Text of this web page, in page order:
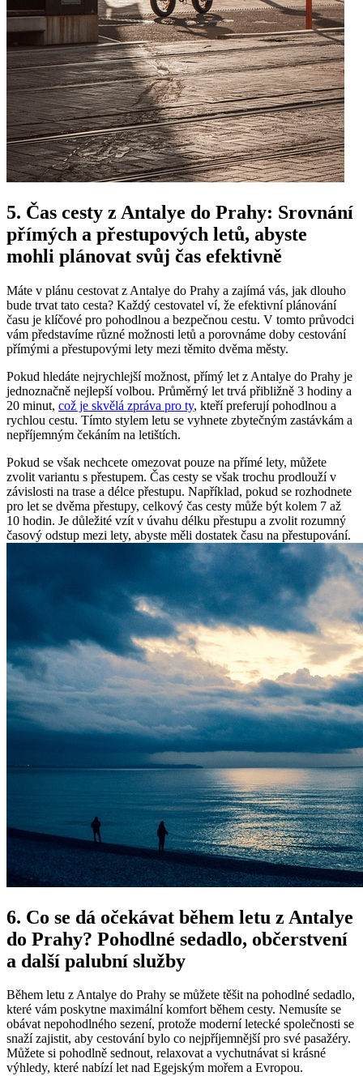
5. Čas cesty z Antalye do Prahy: Srovnání
přímých a přestupových letů, abyste
mohli plánovat svůj čas efektivně
Máte v plánu cestovat z Antalye do Prahy a zajímá vás, jak dlouho
bude trvat tato cesta? Každý cestovatel ví, že efektivní plánování
času je klíčové pro pohodlnou a bezpečnou cestu. V tomto průvodci
vám představíme různé možnosti letů a porovnáme doby cestování
přímými a přestupovými lety mezi těmito dvěma městy.
Pokud hledáte nejrychlejší možnost, přímý let z Antalye do Prahy je
jednoznačně nejlepší volbou. Průměrný let trvá přibližně 3 hodiny a
20 minut, což je skvělá zpráva pro ty, kteří preferují pohodlnou a
rychlou cestu. Tímto stylem letu se vyhnete zbytečným zastávkám a
nepříjemným čekáním na letištích.
Pokud se však nechcete omezovat pouze na přímé lety, můžete
zvolit variantu s přestupem. Čas cesty se však trochu prodlouží v
závislosti na trase a délce přestupu. Například, pokud se rozhodnete
pro let se dvěma přestupy, celkový čas cesty může být kolem 7 až
10 hodin. Je důležité vzít v úvahu délku přestupu a zvolit rozumný
časový odstup mezi lety, abyste měli dostatek času na přestupování.
6. Co se dá očekávat během letu z Antalye
do Prahy? Pohodlné sedadlo, občerstvení
a další palubní služby
Během letu z Antalye do Prahy se můžete těšit na pohodlné sedadlo,
které vám poskytne maximální komfort během cesty. Nemusíte se
obávat nepohodlného sezení, protože moderní letecké společnosti se
snaží zajistit, aby cestování bylo co nejpříjemnější pro své pasažéry.
Můžete si pohodlně sednout, relaxovat a vychutnávat si krásné
výhledy, které nabízí let nad Egejským mořem a Evropou.